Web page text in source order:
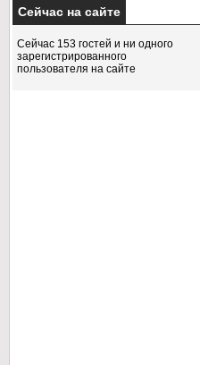
Сейчас на сайте
Сейчас 153 гостей и ни одного
зарегистрированного
пользователя на сайте